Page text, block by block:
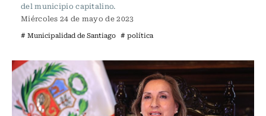
del municipio capitalino.
Miércoles 24 de mayo de 2023
# Municipalidad de Santiago # política